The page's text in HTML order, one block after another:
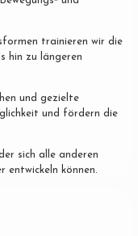
trainieren wir die
hin zu längeren
und gezielte
und fördern die
sich alle anderen
entwickeln können.